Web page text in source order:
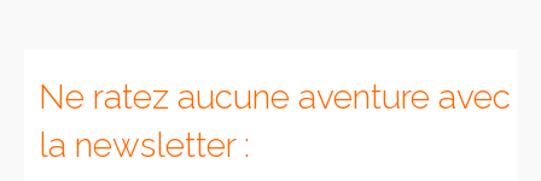
Royaume-Uni
Ne ratez aucune aventure avec
la newsletter :